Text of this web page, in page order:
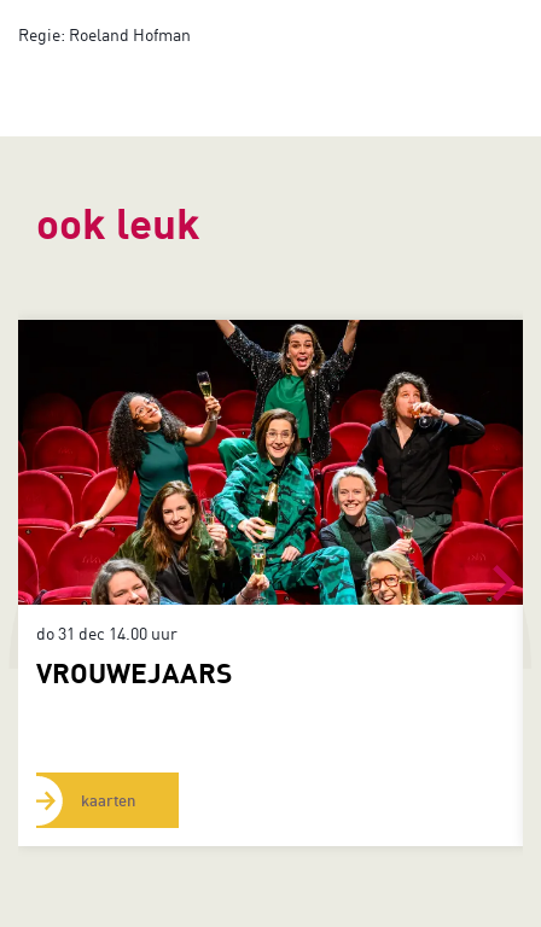
Regie: Roeland Hofman
ook leuk
VROUWEJAARS
do 31 dec 14.00 uur
kaarten